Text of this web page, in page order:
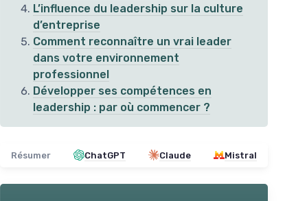
Trouver le leader en vous
＋
Motivation
accrue
L’influence du leadership sur la culture
d’entreprise
Comment reconnaître un vrai leader
dans votre environnement
professionnel
Développer ses compétences en
leadership : par où commencer ?
Résumer ChatGPT Claude Mistral